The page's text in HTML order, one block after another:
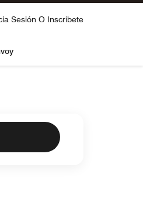
Sesión O Inscríbete